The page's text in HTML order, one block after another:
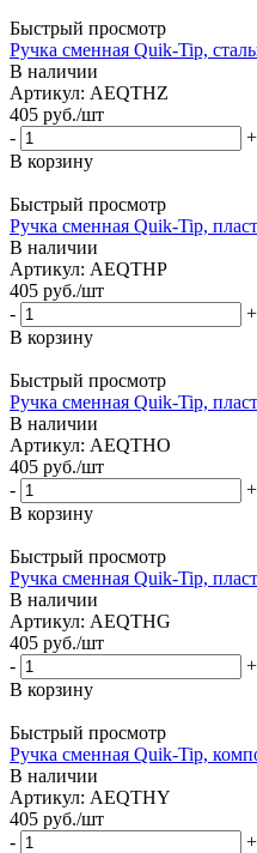
Быстрый просмотр
Ручка сменная Quik-Tip,
В наличии
Артикул: AEQTHZ
405 руб./шт
-
+
В корзину
Быстрый просмотр
Ручка сменная Quik-Tip,
В наличии
Артикул: AEQTHP
405 руб./шт
-
+
В корзину
Быстрый просмотр
Ручка сменная Quik-Tip,
В наличии
Артикул: AEQTHO
405 руб./шт
-
+
В корзину
Быстрый просмотр
Ручка сменная Quik-Tip,
В наличии
Артикул: AEQTHG
405 руб./шт
-
+
В корзину
Быстрый просмотр
Ручка сменная Quik-Tip,
В наличии
Артикул: AEQTHY
405 руб./шт
-
+